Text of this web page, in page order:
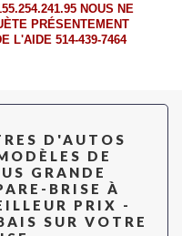
Light)
NOUS NE
PRÉSENTEMENT
L'AIDE 514-439-7464
D'AUTOS
DE
GRANDE
BRISE À
PRIX -
SUR VOTRE